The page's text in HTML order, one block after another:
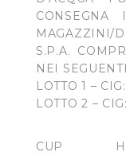
S.P.A.
NEI
LOTTO 1 –
LOTTO 2 –
CUP